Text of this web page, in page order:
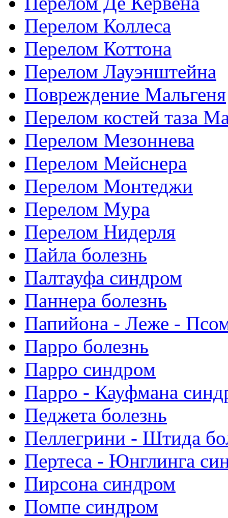
Перелом Коллеса
Перелом Коттона
Перелом Лауэнштейна
Повреждение Мальгеня
Перелом костей таза
Перелом Мезоннева
Перелом Мейснера
Перелом Монтеджи
Перелом Мура
Перелом Нидерля
Пайла болезнь
Палтауфа синдром
Паннера болезнь
Папийона - Леже -
Парро болезнь
Парро синдром
Парро - Кауфмана
Педжета болезнь
Пеллегрини - Штида
Пертеса - Юнглинга
Пирсона синдром
Помпе синдром